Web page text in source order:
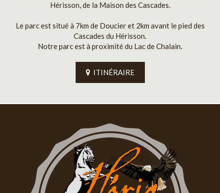
Hérisson, de la Maison des Cascades.
Le parc est situé à 7km de Doucier et 2km avant le pied des
Cascades du Hérisson.
Notre parc est à proximité du Lac de Chalain.
ITINÉRAIRE